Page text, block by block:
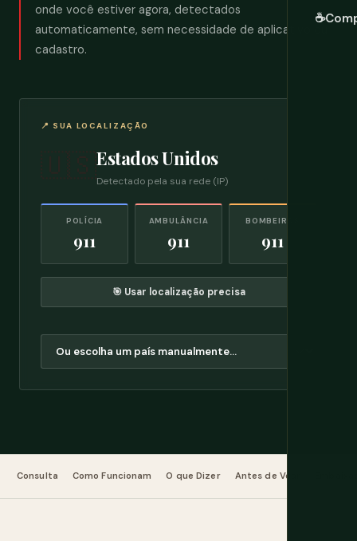
☕
onde você estiver agora, detectados
automaticamente, sem necessidade de aplicativo ou
cadastro.
📍 SUA LOCALIZAÇÃO
Estados Unidos
Detectado pela sua rede (IP)
POLÍCIA
911
AMBULÂNCIA
911
BOMBEIROS
911
🎯 Usar localização precisa
Consulta Como Funcionam O que Dizer Antes de Voar